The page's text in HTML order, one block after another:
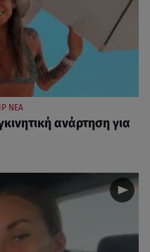
ΝΕΑ
ανάρτηση για